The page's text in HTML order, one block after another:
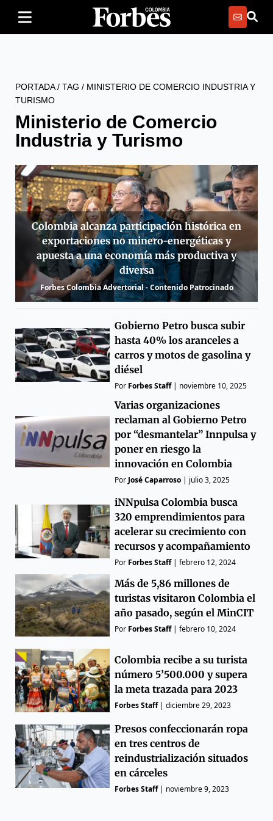
PORTADA/ TAG / MINISTERIO DE COMERCIO INDUSTRIA Y
TURISMO
Ministerio de Comercio
Industria y Turismo
Colombia alcanza participación histórica en
exportaciones no minero-energéticas y
apuesta a una economía más productiva y
diversa
Forbes Colombia Advertorial - Contenido Patrocinado
Gobierno Petro busca subir
hasta 40% los aranceles a
carros y motos de gasolina y
diésel
Por Forbes Staff| noviembre 10, 2025
Varias organizaciones
reclaman al Gobierno Petro
por “desmantelar” Innpulsa y
poner en riesgo la
innovación en Colombia
Por José Caparroso | julio 3, 2025
iNNpulsa Colombia busca
320 emprendimientos para
acelerar su crecimiento con
recursos y acompañamiento
Por Forbes Staff|febrero 12, 2024
Más de 5,86 millones de
turistas visitaron Colombia el
año pasado, según el MinCIT
Por Forbes Staff|febrero 10, 2024
Colombia recibe a su turista
número 5’500.000 y supera
la meta trazada para 2023
Forbes Staff|diciembre 29, 2023
Presos confeccionarán ropa
en tres centros de
reindustrialización situados
en cárceles
Forbes Staff| noviembre 9, 2023